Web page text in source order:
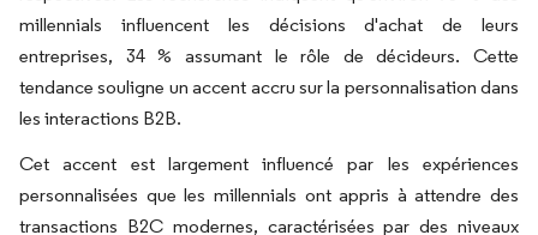
millennials influencent les décisions d'achat de leurs
entreprises, 34 % assumant le rôle de décideurs. Cette
tendance souligne un accent accru sur la personnalisation dans
les interactions B2B.
Cet accent est largement influencé par les expériences
personnalisées que les millennials ont appris à attendre des
transactions B2C modernes, caractérisées par des niveaux